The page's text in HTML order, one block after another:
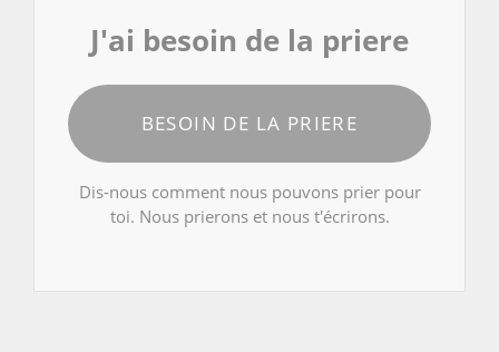
J'ai besoin de la priere
BESOIN DE LA PRIERE
Dis-nous comment nous pouvons prier pour
toi. Nous prierons et nous t'écrirons.